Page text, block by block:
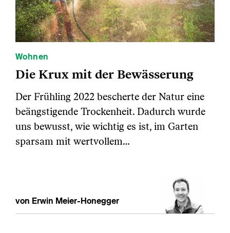
Wohnen
Die Krux mit der Bewässerung
Der Frühling 2022 bescherte der Natur eine
beängstigende Trockenheit. Dadurch wurde
uns bewusst, wie wichtig es ist, im Garten
sparsam mit wertvollem…
von Erwin Meier-Honegger